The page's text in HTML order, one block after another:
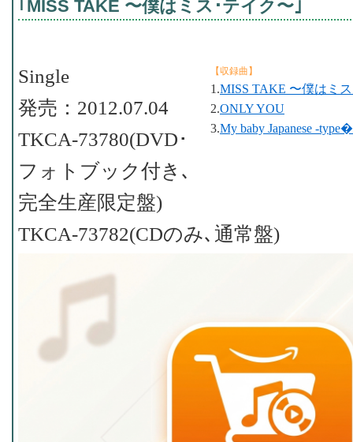
｢MISS TAKE 〜僕はミス･テイク〜｣
【収録曲】
1.MISS TAKE 〜僕はミ
2.ONLY YOU
3.My baby Japanese -
Single
発売：2012.07.04
TKCA-73780(DVD･
フォトブック付き､
完全生産限定盤)
TKCA-73782(CDのみ､通常盤)